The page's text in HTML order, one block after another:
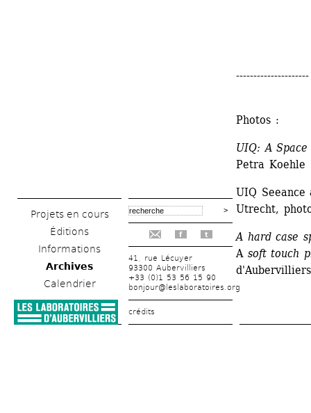
Projets en cours
Éditions
Informations
Archives
Calendrier
f t
41, rue Lécuyer
93300 Aubervilliers
+33 (0)1 53 56 15 90
bonjour@leslaboratoires.org
crédits
---------------------
Photos :
UIQ: A
Petra Koehle
UIQ
Utrecht,
A hard case
A soft touch